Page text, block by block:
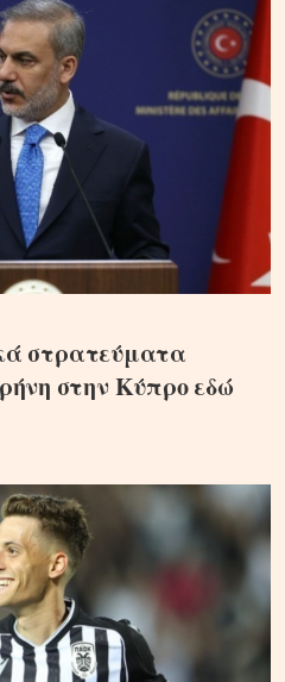
στρατεύματα
στην Κύπρο εδώ